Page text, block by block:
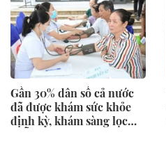
Gần 30% dân số cả nước
đã được khám sức khỏe
định kỳ, khám sàng lọc